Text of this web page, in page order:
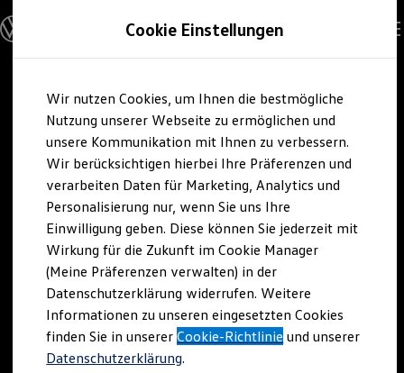
Hauptinhalt
springen
Footer
springen
Modelle und Konfigurator
Konfigurator
Modelle vergleichen
Elektroautos
ENERGY Sondermodelle
Nutzfahrzeuge
SUV und CUV
Familienautos
Kombis
Kompaktwagen
Sportwagen
Schnell verfügbare Fahrzeuge
Angebote und Produkte
Aktuelle Angebote
E-Auto-Förderung
Volkswagen Marktplatz
Die ENERGY Sondermodelle
Junge Gebrauchtwagen und Gebrauchtwagen
Volkswagen Zertifizierte Gebrauchtwagen
Elektromobilität bei Gebrauchtwagen
Cookie Einstellungen
Wir nutzen Cookies, um Ihnen die bestmögliche
Nutzung unserer Webseite zu ermöglichen und
unsere Kommunikation mit Ihnen zu verbessern.
Wir berücksichtigen hierbei Ihre Präferenzen und
verarbeiten Daten für Marketing, Analytics und
Personalisierung nur, wenn Sie uns Ihre
Einwilligung geben. Diese können Sie jederzeit mit
Wirkung für die Zukunft im Cookie Manager
(Meine Präferenzen verwalten) in der
Datenschutzerklärung widerrufen. Weitere
Informationen zu unseren eingesetzten Cookies
finden Sie in unsererCookie-Richtlinie und unserer
Datenschutzerklärung.